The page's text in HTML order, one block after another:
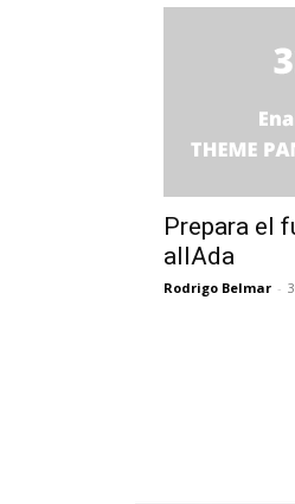
Prepara el
alIAda
Rodrigo Belmar -